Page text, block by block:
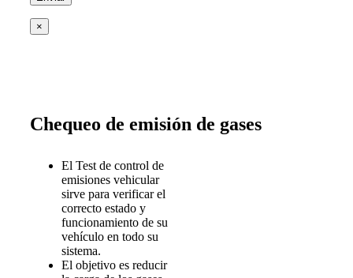
×
Chequeo de emisión de gases
El Test de control de
emisiones vehicular
sirve para verificar el
correcto estado y
funcionamiento de su
vehículo en todo su
sistema.
El objetivo es reducir